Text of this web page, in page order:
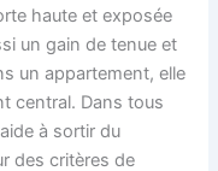
haute et exposée
un gain de tenue et
un appartement, elle
central. Dans tous
aide à sortir du
des critères de